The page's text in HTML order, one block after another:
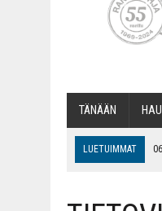
TÄNÄÄN
LUETUIMMAT
06.08.2026 |